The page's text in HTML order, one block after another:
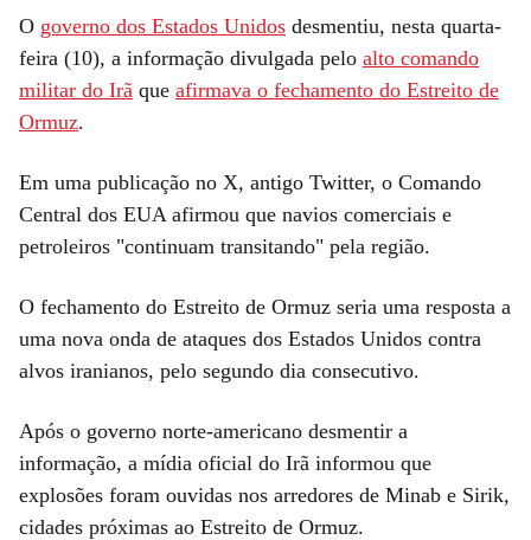
O governo dos Estados Unidos desmentiu, nesta quarta-
feira (10), a informação divulgada pelo alto comando
militar do Irã que afirmava o fechamento do Estreito de
Ormuz.
Em uma publicação no X, antigo Twitter, o Comando
Central dos EUA afirmou que navios comerciais e
petroleiros "continuam transitando" pela região.
O fechamento do Estreito de Ormuz seria uma resposta a
uma nova onda de ataques dos Estados Unidos contra
alvos iranianos, pelo segundo dia consecutivo.
Após o governo norte-americano desmentir a
informação, a mídia oficial do Irã informou que
explosões foram ouvidas nos arredores de Minab e Sirik,
cidades próximas ao Estreito de Ormuz.